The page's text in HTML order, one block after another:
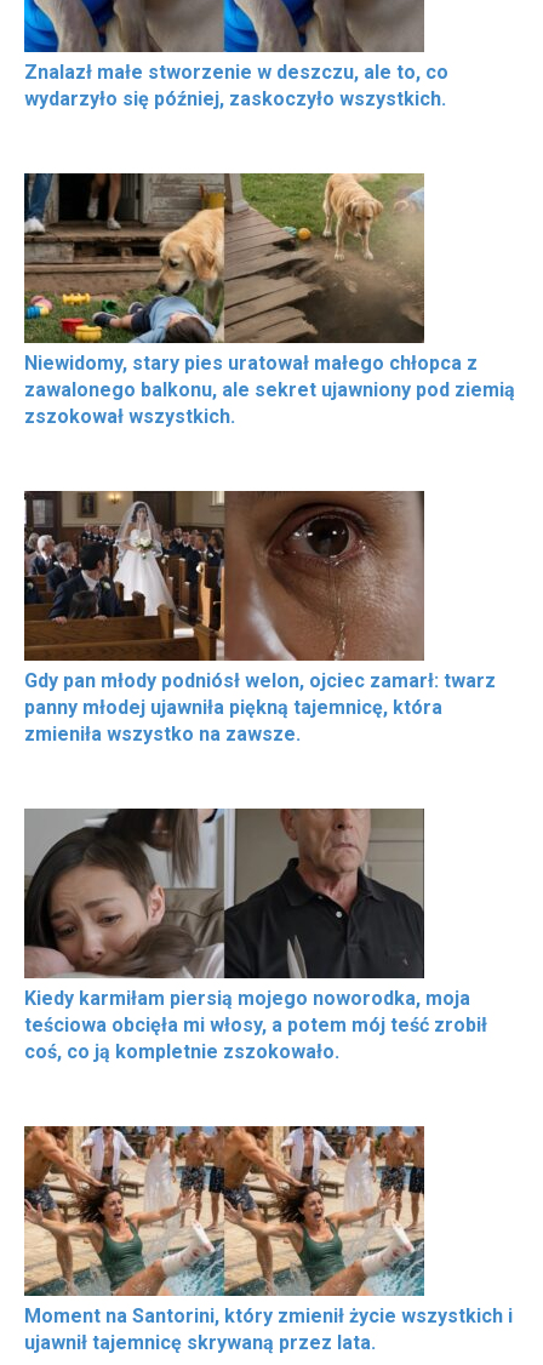
Znalazł małe stworzenie w deszczu, ale to, co
wydarzyło się później, zaskoczyło wszystkich.
Niewidomy, stary pies uratował małego chłopca z
zawalonego balkonu, ale sekret ujawniony pod ziemią
zszokował wszystkich.
Gdy pan młody podniósł welon, ojciec zamarł: twarz
panny młodej ujawniła piękną tajemnicę, która
zmieniła wszystko na zawsze.
Kiedy karmiłam piersią mojego noworodka, moja
teściowa obcięła mi włosy, a potem mój teść zrobił
coś, co ją kompletnie zszokowało.
Moment na Santorini, który zmienił życie wszystkich i
ujawnił tajemnicę skrywaną przez lata.